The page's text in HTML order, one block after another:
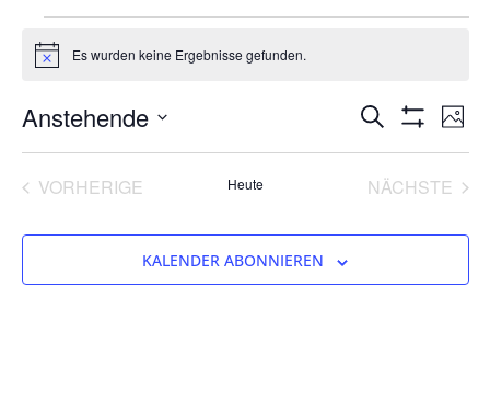
HinweisEs wurden keine Ergebnisse gefunden.
Suche
und
SUCHE FOTO
Anstehende
auswählen.
List
Veranstaltungen
in
VORHERIGE VERANSTALTUNGEN
Heute NÄCHSTE
KALENDER ABONNIEREN